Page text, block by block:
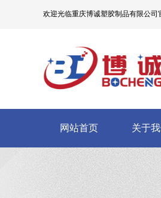
欢迎光临重庆博诚塑胶制品有限公司
网站首页 关于